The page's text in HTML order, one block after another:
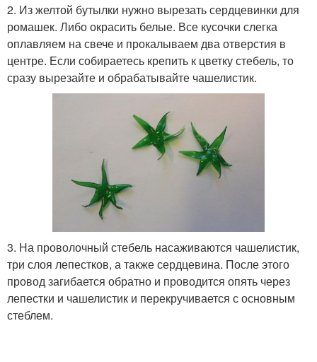
2. Из желтой бутылки нужно вырезать сердцевинки для
ромашек. Либо окрасить белые. Все кусочки слегка
оплавляем на свече и прокалываем два отверстия в
центре. Если собираетесь крепить к цветку стебель, то
сразу вырезайте и обрабатывайте чашелистик.
3. На проволочный стебель насаживаются чашелистик,
три слоя лепестков, а также сердцевина. После этого
провод загибается обратно и проводится опять через
лепестки и чашелистик и перекручивается с основным
стеблем.